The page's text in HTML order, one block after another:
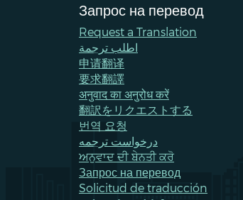
Запрос на перевод
Request a Translation
اطلب ترجمة
申请翻译
要求翻譯
अनुवाद का अनुरोध करें
翻訳をリクエストする
번역 요청
درخواست ترجمه
ਅਨੁਵਾਦ ਦੀ ਬੇਨਤੀ ਕਰੋ
Запрос на перевод
Solicitud de traducción